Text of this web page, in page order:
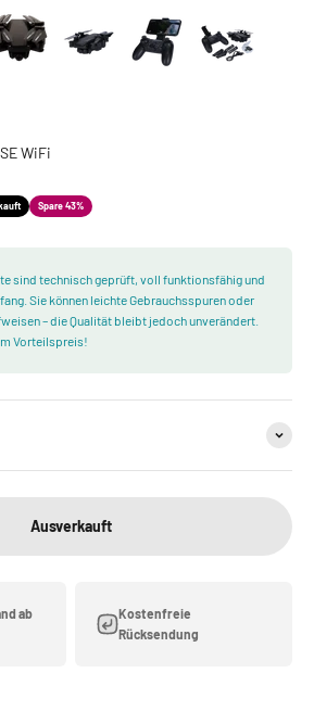
WiFi
Spare 43%
sind technisch geprüft, voll funktionsfähig und
Sie können leichte Gebrauchsspuren oder
– die Qualität bleibt jedoch unverändert.
Vorteilspreis!
Ausverkauft
ab
Kostenfreie
Rücksendung